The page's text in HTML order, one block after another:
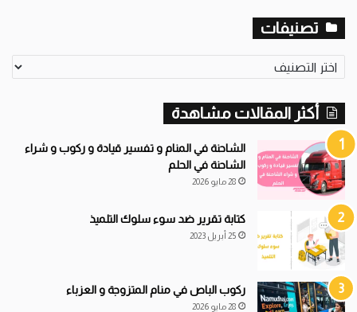
تصنيفات
ص
ف
ا
ت
أكثر المقالات مشاهدة
الشاحنة في المنام و تفسير قيادة و ركوب و شراء
الشاحنة في الحلم
28 مايو 2026
كتابة تقرير ضد سوء سلوك التلميذ
25 أبريل 2023
ركوب الباص في منام المتزوجة و العزباء
28 مايو 2026